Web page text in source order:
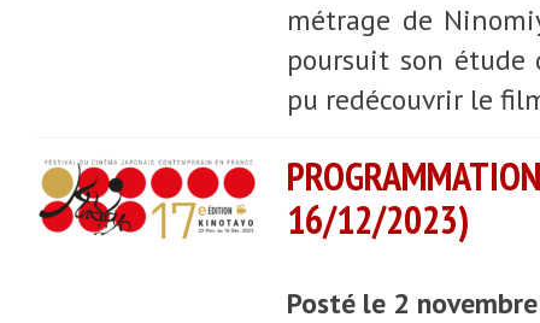
métrage de
poursuit son étude
pu redécouvrir le
16/12/2023)
Posté le 2